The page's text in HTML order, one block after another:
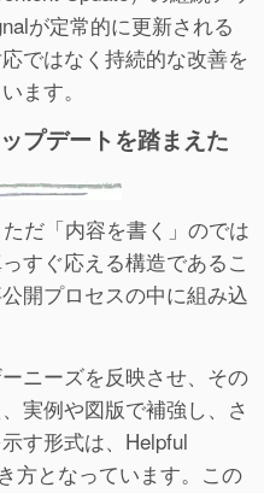
が定常的に更新される
ではなく持続的な改善を
ます。
プデートを踏まえた
だ「内容を書く」のでは
すぐ応える構造であるこ
開プロセスの中に組み込
ニーズを反映させ、その
実例や図版で補強し、さ
す形式は、Helpful
方となっています。この